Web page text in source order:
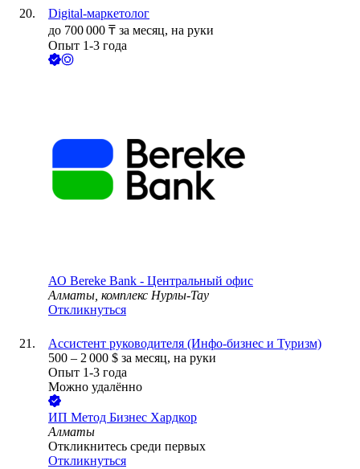
Digital-маркетолог
до 700 000 ₸ за месяц, на руки
Опыт 1-3 года
АО Bereke Bank - Центральный офис
Алматы, комплекс Нурлы-Тау
Откликнуться
Ассистент руководителя (Инфо-бизнес и Туризм)
500 – 2 000 $ за месяц, на руки
Опыт 1-3 года
Можно удалённо
ИП Метод Бизнес Хардкор
Алматы
Откликнитесь среди первых
Откликнуться